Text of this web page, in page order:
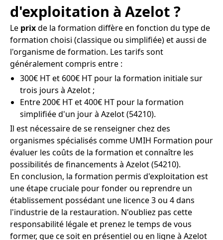
d'exploitation à Azelot ?
Le prixde la formation diffère en fonction du type de
formation choisi (classique ou simplifiée) et aussi de
l'organisme de formation. Les tarifs sont
généralement compris entre :
300€ HT et 600€ HT pour la formation initiale sur
trois jours à Azelot ;
Entre 200€ HT et 400€ HT pour la formation
simplifiée d'un jour à Azelot (54210).
Il est nécessaire de se renseigner chez des
organismes spécialisés comme UMIH Formation pour
évaluer les coûts de la formation et connaître les
possibilités de financements à Azelot (54210).
En conclusion, la formation permis d'exploitation est
une étape cruciale pour fonder ou reprendre un
établissement possédant une licence 3 ou 4 dans
l'industrie de la restauration. N'oubliez pas cette
responsabilité légale et prenez le temps de vous
former, que ce soit en présentiel ou en ligne à Azelot